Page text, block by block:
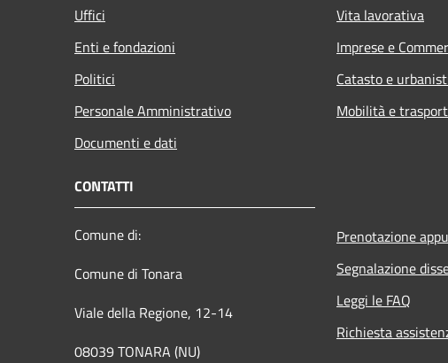
Uffici
Enti e fondazioni
Politici
Personale Amministrativo
Documenti e dati
Vita lavorativa
Imprese e
Catasto e
Mobilità e
CONTATTI
Comune di:
Comune di Tonara
Viale della Regione, 12-14
08039 TONARA (NU)
Prenotazione
Segnalazione
Leggi le FAQ
Richiesta